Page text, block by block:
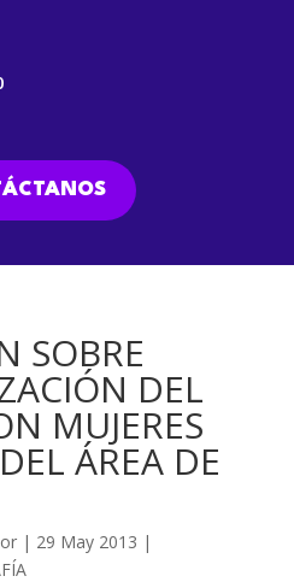
SOBRE
DEL
MUJERES
ÁREA DE
| 29 May 2013 |